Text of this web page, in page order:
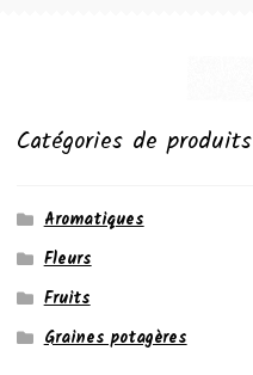
Catégories de produits
Aromatiques
Fleurs
Fruits
Graines potagères